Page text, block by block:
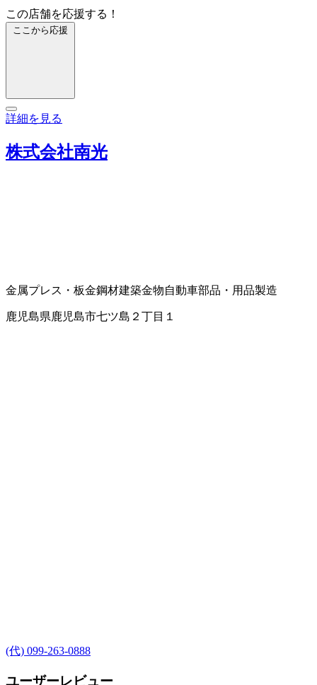
この店舗を応援する！
ここから応援
詳細を見る
株式会社南光
金属プレス・板金鋼材建築金物自動車部品・用品製造
鹿児島県鹿児島市七ツ島２丁目１
(代) 099-263-0888
ユーザーレビュー